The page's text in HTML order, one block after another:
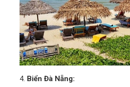
4. Biển Đà Nẵng: